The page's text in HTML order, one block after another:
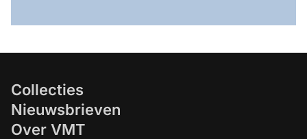
Collecties
Nieuwsbrieven
Over VMT